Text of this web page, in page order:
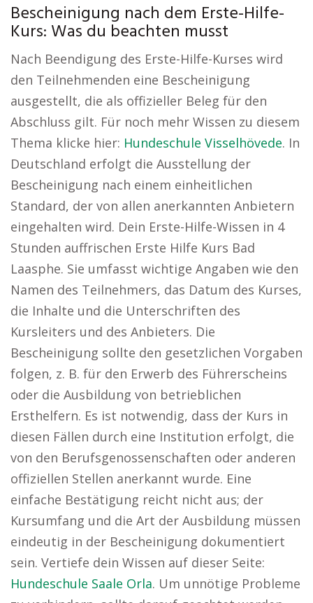
Bescheinigung nach dem Erste-Hilfe-
Kurs: Was du beachten musst
Nach Beendigung des Erste-Hilfe-Kurses wird
den Teilnehmenden eine Bescheinigung
ausgestellt, die als offizieller Beleg für den
Abschluss gilt. Für noch mehr Wissen zu diesem
Thema klicke hier: Hundeschule Visselhövede. In
Deutschland erfolgt die Ausstellung der
Bescheinigung nach einem einheitlichen
Standard, der von allen anerkannten Anbietern
eingehalten wird. Dein Erste-Hilfe-Wissen in 4
Stunden auffrischen Erste Hilfe Kurs Bad
Laasphe. Sie umfasst wichtige Angaben wie den
Namen des Teilnehmers, das Datum des Kurses,
die Inhalte und die Unterschriften des
Kursleiters und des Anbieters. Die
Bescheinigung sollte den gesetzlichen Vorgaben
folgen, z. B. für den Erwerb des Führerscheins
oder die Ausbildung von betrieblichen
Ersthelfern. Es ist notwendig, dass der Kurs in
diesen Fällen durch eine Institution erfolgt, die
von den Berufsgenossenschaften oder anderen
offiziellen Stellen anerkannt wurde. Eine
einfache Bestätigung reicht nicht aus; der
Kursumfang und die Art der Ausbildung müssen
eindeutig in der Bescheinigung dokumentiert
sein. Vertiefe dein Wissen auf dieser Seite:
Hundeschule Saale Orla. Um unnötige Probleme